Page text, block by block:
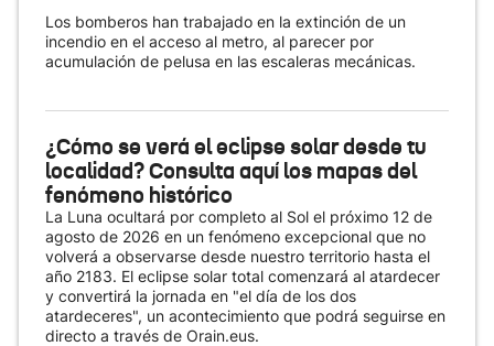
Los bomberos han trabajado en la extinción de un
incendio en el acceso al metro, al parecer por
acumulación de pelusa en las escaleras mecánicas.
¿Cómo se verá el eclipse solar desde tu
localidad? Consulta aquí los mapas del
fenómeno histórico
La Luna ocultará por completo al Sol el próximo 12 de
agosto de 2026 en un fenómeno excepcional que no
volverá a observarse desde nuestro territorio hasta el
año 2183. El eclipse solar total comenzará al atardecer
y convertirá la jornada en "el día de los dos
atardeceres", un acontecimiento que podrá seguirse en
directo a través de Orain.eus.